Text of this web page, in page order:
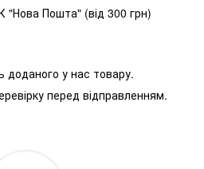
"Нова Пошта" (від 300 грн)
доданого у нас товару.
перед відправленням.